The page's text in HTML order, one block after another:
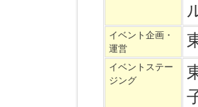
イベント企画・
運営
イベントステー
ジング